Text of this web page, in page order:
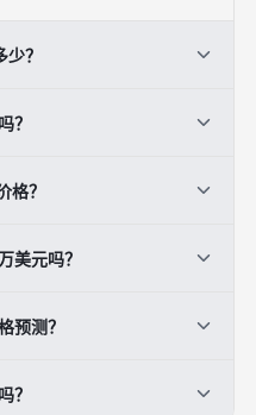
？
，部分乐观模型认为年内可
？
看需求是否同步增强。
格？
有助于抬升价格中枢。
美元吗？
多个条件，远期预测不确定
预测？
险控制，而不是只看一个目
？